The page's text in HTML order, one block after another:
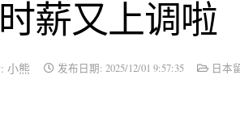
薪又上调啦
小熊 发布日期: 2025/12/01 9:57:35 日本